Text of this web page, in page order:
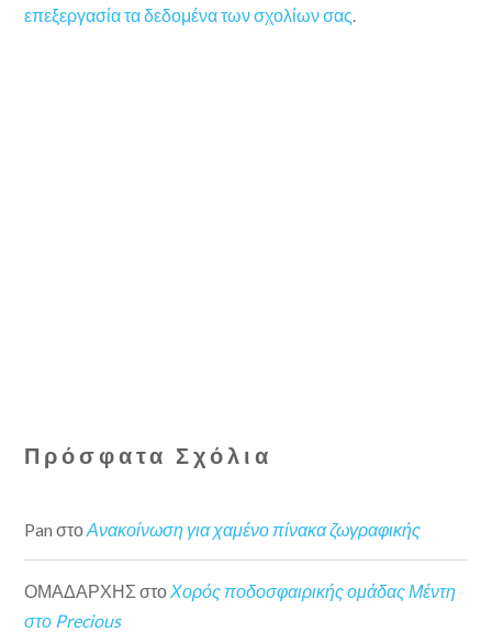
επεξεργασία τα δεδομένα των σχολίων σας.
Πρόσφατα Σχόλια
Pan στοΑνακοίνωση για χαμένο πίνακα ζωγραφικής
ΟΜΑΔΑΡΧΗΣ στο Χορός ποδοσφαιρικής ομάδας Μέντη
στο Precious